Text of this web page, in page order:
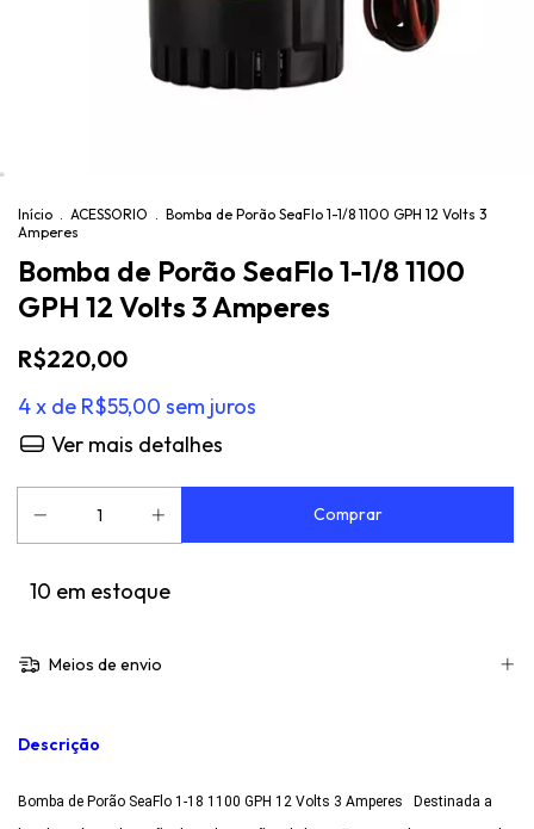
Início . ACESSORIO . Bomba de Porão SeaFlo 1-1/8 1100 GPH 12 Volts 3
Amperes
Bomba de Porão SeaFlo 1-1/8 1100
GPH 12 Volts 3 Amperes
R$220,00
4x de R$55,00 sem juros
Ver mais detalhes
10 em estoque
Meios de envio
Descrição
Bomba de Porão SeaFlo 1-18 1100 GPH 12 Volts 3 Amperes Destinada a